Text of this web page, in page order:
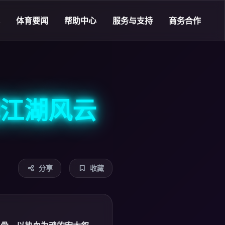
体育要闻 帮助中心 服务与支持 商务合作
湖风云
分享 收藏